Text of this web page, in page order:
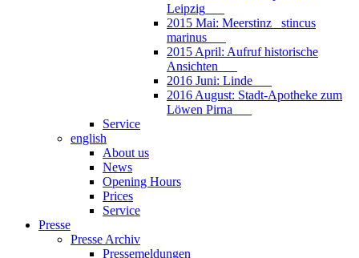
Leipzig___
2015 Mai: Meerstinz_ stincus
marinus___
2015 April: Aufruf historische
Ansichten___
2016 Juni: Linde___
2016 August: Stadt-Apotheke zum
Löwen Pirna___
Service
english
About us
News
Opening Hours
Prices
Service
Presse
Presse Archiv
Pressemeldungen